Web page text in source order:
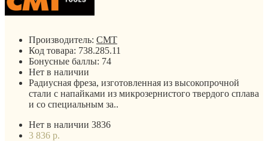
Производитель: CMT
Код товара: 738.285.11
Бонусные баллы: 74
Нет в наличии
Радиусная фреза, изготовленная из высокопрочной
стали с напайками из микрозернистого твердого сплава
и со специальным за..
Нет в наличии 3836
3 836 р.